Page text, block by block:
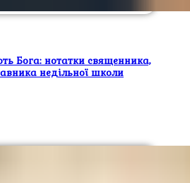
Бога: нотатки священника,
недільної школи